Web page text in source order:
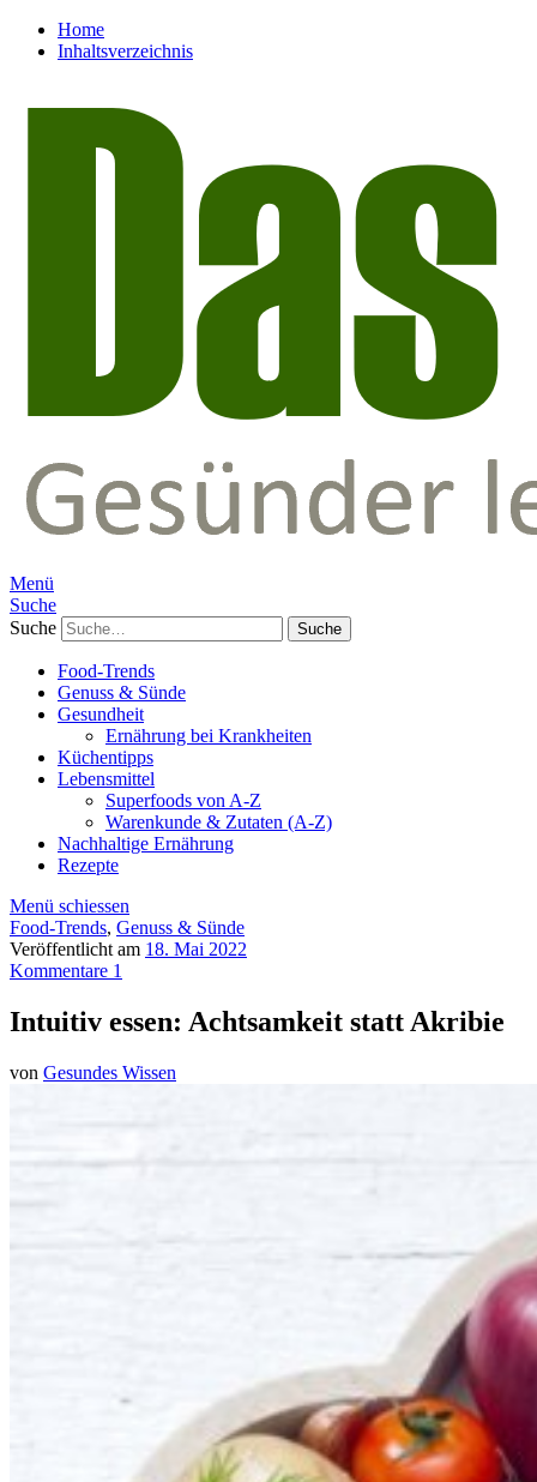
Home
Inhaltsverzeichnis
Menü
Suche
Suche
Food-Trends
Genuss & Sünde
Gesundheit
Ernährung bei Krankheiten
Küchentipps
Lebensmittel
Superfoods von A-Z
Warenkunde & Zutaten (A-Z)
Nachhaltige Ernährung
Rezepte
Menü schiessen
Food-Trends, Genuss & Sünde
Veröffentlicht am 18. Mai 2022
Kommentare 1
Intuitiv essen: Achtsamkeit statt Akribie
von Gesundes Wissen